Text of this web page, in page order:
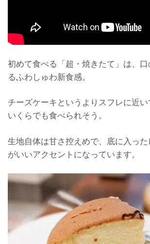
初めて食べる「超・焼きたて」は、口
るふわしゅわ新食感。
チーズケーキというよりスフレに近
いくらでも食べられそう。
生地自体は甘さ控えめで、底に入った
がいいアクセントになっています。